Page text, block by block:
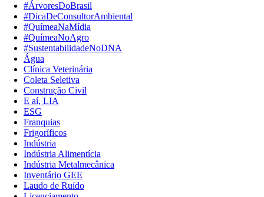
#ÁrvoresDoBrasil
#DicaDeConsultorAmbiental
#QuímeaNaMídia
#QuímeaNoAgro
#SustentabilidadeNoDNA
Água
Clínica Veterinária
Coleta Seletiva
Construção Civil
E aí, LIA
ESG
Franquias
Frigoríficos
Indústria
Indústria Alimentícia
Indústria Metalmecânica
Inventário GEE
Laudo de Ruído